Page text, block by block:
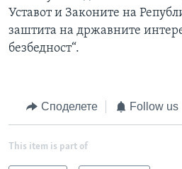
Уставот и Законите на
заштита на државните
безбедност“.
Споделете Follow us
This item is part of